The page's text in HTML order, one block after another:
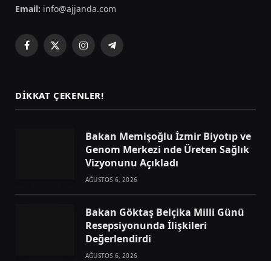
Email: info@ajjanda.com
Facebook
X
InstagramTelegram
DIKKAT ÇEKENLER!
Bakan Memişoğlu İzmir Biyotıp ve
Genom Merkezi nde Üreten Sağlık
Vizyonunu Açıkladı
AĞUSTOS 6, 2026
Bakan Göktaş Belçika Milli Günü
Resepsiyonunda İlişkileri
Değerlendirdi
AĞUSTOS 6, 2026